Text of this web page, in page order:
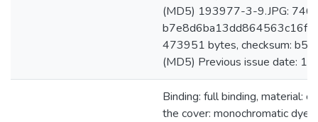
(MD5) 193977-3-9.JPG:
473951 bytes, checksum:
(MD5) Previous issue date:
Binding: full binding, material:
the cover: monochromatic